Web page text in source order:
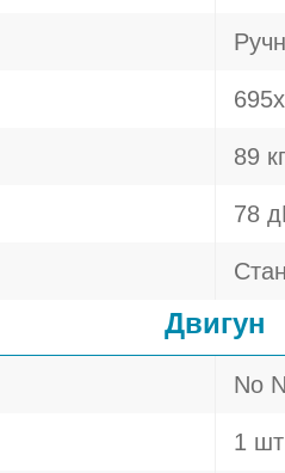
89 кг
78
Двигун
No
1 шт